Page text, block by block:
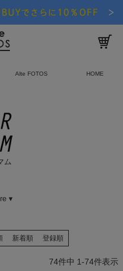
Alte FOTOS HOME
ム
▾
新着順 登録順
74件中 1-74件表示